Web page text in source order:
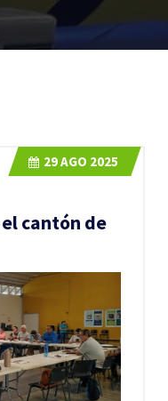
cantón de
29AGO 2025